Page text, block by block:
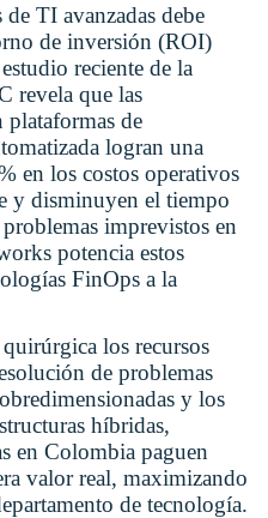
TI avanzadas debe
de inversión (ROI)
reciente de la
revela que las
plataformas de
logran una
en los costos operativos
y disminuyen el tiempo
imprevistos en
potencia estos
FinOps a la
los recursos
de problemas
y los
híbridas,
en Colombia paguen
valor real, maximizando
de tecnología.